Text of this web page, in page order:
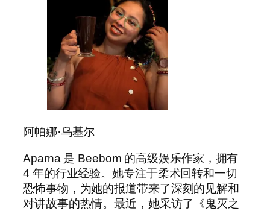
阿帕娜·乌基尔
Aparna 是 Beebom 的高级娱乐作家，拥有
4 年的行业经验。她专注于柔术回转和一切
恐怖事物，为她的报道带来了深刻的见解和
对讲故事的热情。最近，她采访了《鬼灭之